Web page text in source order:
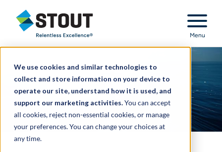
We use cookies and similar technologies to
collect and store information on your device to
operate our site, understand how it is used, and
support our marketing activities.You can accept
all cookies, reject non-essential cookies, or manage
your preferences. You can change your choices at
any time.
Stout Relentless Excellence
Menu